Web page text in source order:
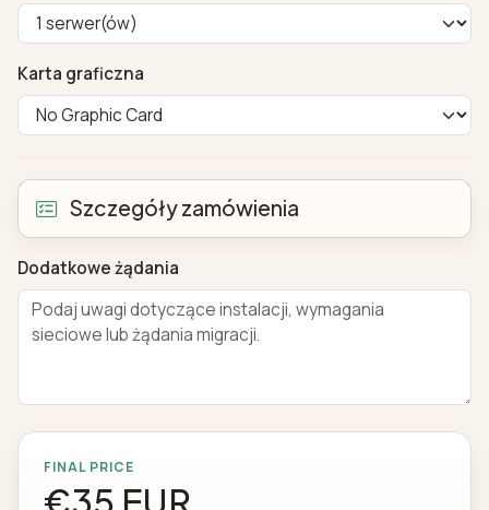
Karta graficzna
Szczegóły zamówienia
Dodatkowe żądania
FINAL PRICE